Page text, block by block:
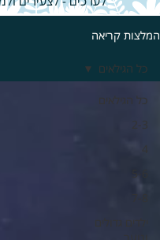
המלצות קריאה
כל הגילאים
2-3
4
7-8
ילדים גדולים
כל הגילאים